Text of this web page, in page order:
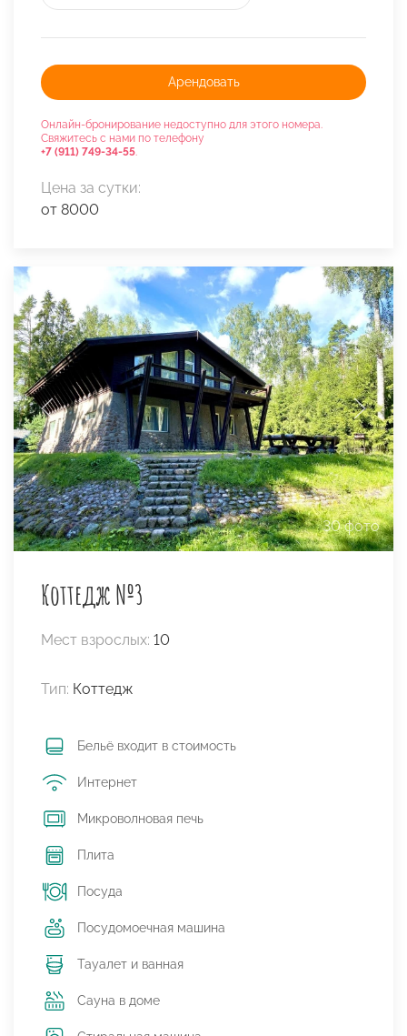
Арендовать
Онлайн-бронирование недоступно для этого номера.
Свяжитесь с нами по телефону
+7 (911) 749-34-55
Цена за сутки:
от 8000
30 фото
Коттедж №3
Мест взрослых: 10
Тип: Коттедж
Бельё входит в стоимость
Интернет
Микроволновая печь
Плита
Посуда
Посудомоечная машина
Тауалет и ванная
Сауна в доме